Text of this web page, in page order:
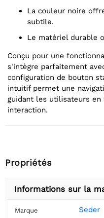
La couleur noire offre une élégance moderne et
subtile.
Le matériel
Conçu pour une
s'intègre parfaitement
configuration de bouton
intuitif permet une
guidant les utilisateurs
interaction.
Propriétés
Informations sur la
Marque Seder